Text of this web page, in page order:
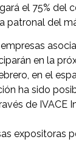
el 75%
patronal del
en la
en el
ha sido
de IVACE
expositoras